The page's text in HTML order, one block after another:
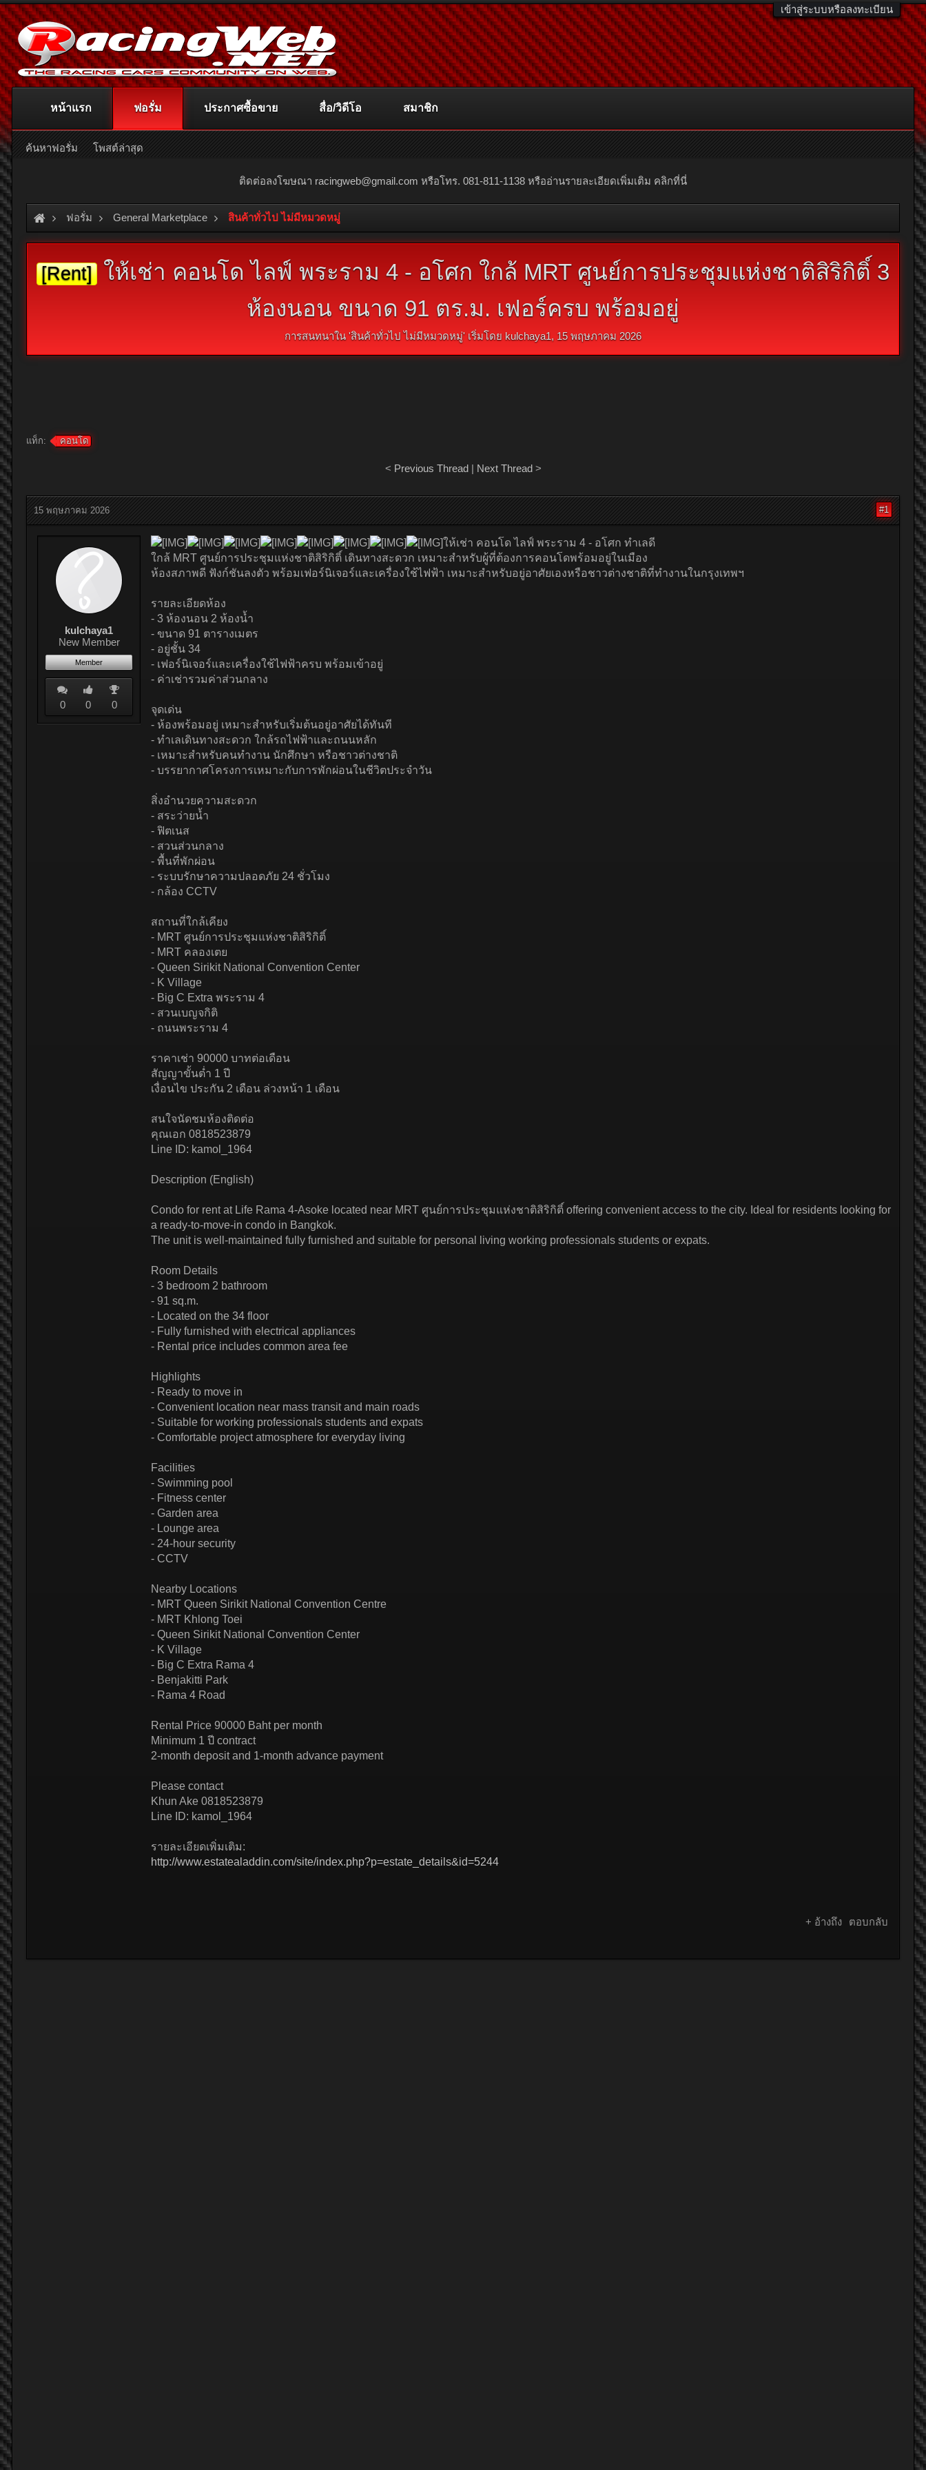
เข้าสู่ระบบหรือลงทะเบียน
ติดต่อลงโฆษณา racingweb@gmail.com หรือโทร. 081-811-1138 หรืออ่านรายละเอียดเพิ่มเติม คลิกที่นี่
ฟอรั่ม General Marketplace สินค้าทั่วไป ไม่มีหมวดหมู่
[Rent] ให้เช่า คอนโด ไลฟ์ พระราม 4 - อโศก ใกล้ MRT ศูนย์การประชุมแห่งชาติสิริกิติ์ 3
ห้องนอน ขนาด 91 ตร.ม. เฟอร์ครบ พร้อมอยู่
การสนทนาใน 'สินค้าทั่วไป ไม่มีหมวดหมู่' เริ่มโดย kulchaya1, 15 พฤษภาคม 2026
แท็ก: คอนโด
< Previous Thread| Next Thread>
15 พฤษภาคม 2026 #1
kulchaya1
New Member
Member
0 0 0
ให้เช่า คอนโด ไลฟ์ พระราม 4 - อโศก ทำเลดี
ใกล้ MRT ศูนย์การประชุมแห่งชาติสิริกิติ์ เดินทางสะดวก เหมาะสำหรับผู้ที่ต้องการคอนโดพร้อมอยู่ในเมือง
ห้องสภาพดี ฟังก์ชันลงตัว พร้อมเฟอร์นิเจอร์และเครื่องใช้ไฟฟ้า เหมาะสำหรับอยู่อาศัยเองหรือชาวต่างชาติที่ทำงานในกรุงเทพฯ
รายละเอียดห้อง
- 3 ห้องนอน 2 ห้องน้ำ
- ขนาด 91 ตารางเมตร
- อยู่ชั้น 34
- เฟอร์นิเจอร์และเครื่องใช้ไฟฟ้าครบ พร้อมเข้าอยู่
- ค่าเช่ารวมค่าส่วนกลาง
จุดเด่น
- ห้องพร้อมอยู่ เหมาะสำหรับเริ่มต้นอยู่อาศัยได้ทันที
- ทำเลเดินทางสะดวก ใกล้รถไฟฟ้าและถนนหลัก
- เหมาะสำหรับคนทำงาน นักศึกษา หรือชาวต่างชาติ
- บรรยากาศโครงการเหมาะกับการพักผ่อนในชีวิตประจำวัน
สิ่งอำนวยความสะดวก
- สระว่ายน้ำ
- ฟิตเนส
- สวนส่วนกลาง
- พื้นที่พักผ่อน
- ระบบรักษาความปลอดภัย 24 ชั่วโมง
- กล้อง CCTV
สถานที่ใกล้เคียง
- MRT ศูนย์การประชุมแห่งชาติสิริกิติ์
- MRT คลองเตย
- Queen Sirikit National Convention Center
- K Village
- Big C Extra พระราม 4
- สวนเบญจกิติ
- ถนนพระราม 4
ราคาเช่า 90000 บาทต่อเดือน
สัญญาขั้นต่ำ 1 ปี
เงื่อนไข ประกัน 2 เดือน ล่วงหน้า 1 เดือน
สนใจนัดชมห้องติดต่อ
คุณเอก 0818523879
Line ID: kamol_1964
Description (English)
Condo for rent at Life Rama 4-Asoke located near MRT ศูนย์การประชุมแห่งชาติสิริกิติ์ offering convenient access to the city. Ideal for residents looking for
a ready-to-move-in condo in Bangkok.
The unit is well-maintained fully furnished and suitable for personal living working professionals students or expats.
Room Details
- 3 bedroom 2 bathroom
- 91 sq.m.
- Located on the 34 floor
- Fully furnished with electrical appliances
- Rental price includes common area fee
Highlights
- Ready to move in
- Convenient location near mass transit and main roads
- Suitable for working professionals students and expats
- Comfortable project atmosphere for everyday living
Facilities
- Swimming pool
- Fitness center
- Garden area
- Lounge area
- 24-hour security
- CCTV
Nearby Locations
- MRT Queen Sirikit National Convention Centre
- MRT Khlong Toei
- Queen Sirikit National Convention Center
- K Village
- Big C Extra Rama 4
- Benjakitti Park
- Rama 4 Road
Rental Price 90000 Baht per month
Minimum 1 ปี contract
2-month deposit and 1-month advance payment
Please contact
Khun Ake 0818523879
Line ID: kamol_1964
รายละเอียดเพิ่มเติม:
http://www.estatealaddin.com/site/index.php?p=estate_details&id=5244
+ อ้างถึง ตอบกลับ
หน้าแรก ฟอรั่ม
ค้นหาฟอรั่ม โพสต์ล่าสุด
ประกาศซื้อขาย สื่อ/วิดีโอ สมาชิก